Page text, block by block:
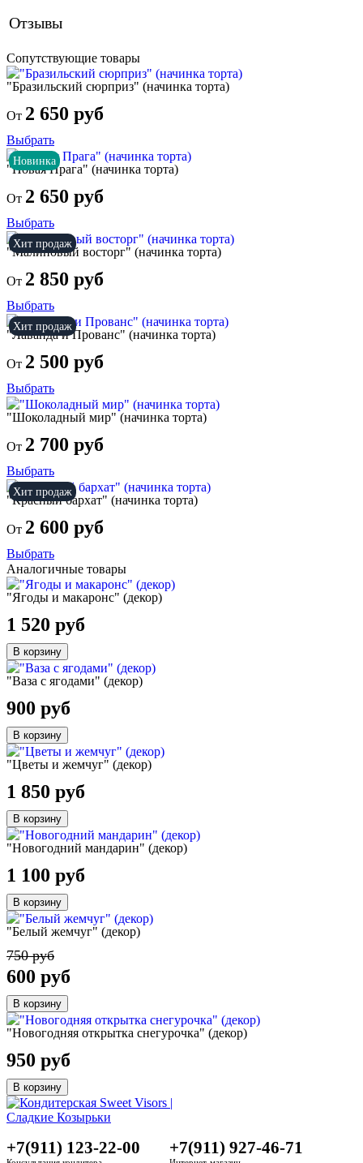
Отзывы
Сопутствующие товары
"Бразильский сюрприз" (начинка торта)
От 2 650 руб
Выбрать
Новинка
"Новая Прага" (начинка торта)
От 2 650 руб
Выбрать
Хит продаж
"Малиновый восторг" (начинка торта)
От 2 850 руб
Выбрать
Хит продаж
"Лаванда и Прованс" (начинка торта)
От 2 500 руб
Выбрать
"Шоколадный мир" (начинка торта)
От 2 700 руб
Выбрать
Хит продаж
"Красный бархат" (начинка торта)
От 2 600 руб
Выбрать
Аналогичные товары
"Ягоды и макаронс" (декор)
1 520 руб
В корзину
"Ваза с ягодами" (декор)
900 руб
В корзину
"Цветы и жемчуг" (декор)
1 850 руб
В корзину
"Новогодний мандарин" (декор)
1 100 руб
В корзину
"Белый жемчуг" (декор)
750 руб
600 руб
В корзину
"Новогодняя открытка снегурочка" (декор)
950 руб
В корзину
+7(911) 123-22-00 +7(911) 927-46-71